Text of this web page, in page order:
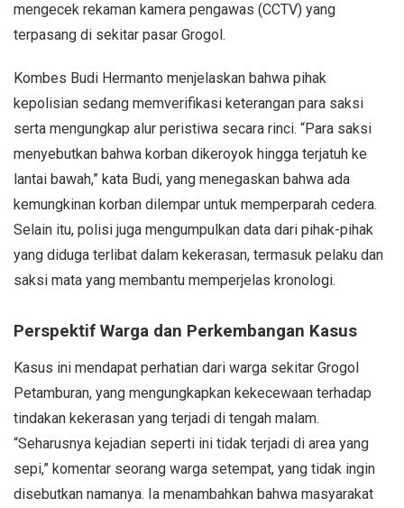
mengecek rekaman kamera pengawas (CCTV) yang
terpasang di sekitar pasar Grogol.
Kombes Budi Hermanto menjelaskan bahwa pihak
kepolisian sedang memverifikasi keterangan para saksi
serta mengungkap alur peristiwa secara rinci. “Para saksi
menyebutkan bahwa korban dikeroyok hingga terjatuh ke
lantai bawah,” kata Budi, yang menegaskan bahwa ada
kemungkinan korban dilempar untuk memperparah cedera.
Selain itu, polisi juga mengumpulkan data dari pihak-pihak
yang diduga terlibat dalam kekerasan, termasuk pelaku dan
saksi mata yang membantu memperjelas kronologi.
Perspektif Warga dan Perkembangan Kasus
Kasus ini mendapat perhatian dari warga sekitar Grogol
Petamburan, yang mengungkapkan kekecewaan terhadap
tindakan kekerasan yang terjadi di tengah malam.
“Seharusnya kejadian seperti ini tidak terjadi di area yang
sepi,” komentar seorang warga setempat, yang tidak ingin
disebutkan namanya. Ia menambahkan bahwa masyarakat